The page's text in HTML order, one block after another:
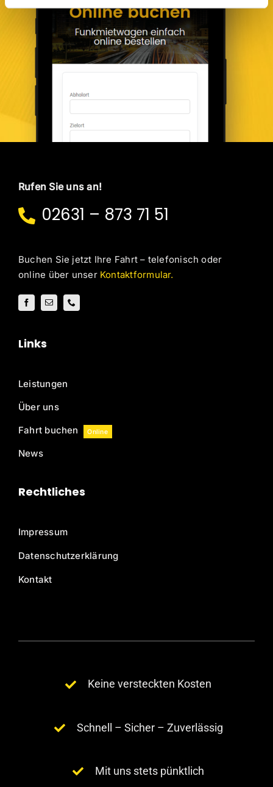
Rufen Sie uns an!
02631 – 873 71 51
Buchen Sie jetzt Ihre Fahrt – telefonisch oder
online über unser Kontaktformular.
Links
Leistungen
Über uns
Fahrt buchen
Online
News
Rechtliches
Impressum
Datenschutzerklärung
Kontakt
Keine versteckten Kosten
Schnell – Sicher – Zuverlässig
Mit uns stets pünktlich